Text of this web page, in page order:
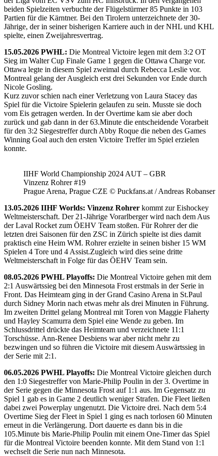
beiden Spielzeiten verbuchte der Flügelstürmer 85 Punkte in 103
Partien für die Kärntner. Bei den Tirolern unterzeichnete der 30-
Jährige, der in seiner bisherigen Karriere auch in der NHL und KHL
spielte, einen Zweijahresvertrag.
15.05.2026 PWHL: Die Montreal Victoire legen mit dem 3:2 OT
Sieg im Walter Cup Finale Game 1 gegen die Ottawa Charge vor.
Ottawa legte in diesem Spiel zweimal durch Rebecca Leslie vor.
Montreal gelang der Ausgleich erst drei Sekunden vor Ende durch
Nicole Gosling.
Kurz zuvor schien nach einer Verletzung von Laura Stacey das
Spiel für die Victoire Spielerin gelaufen zu sein. Musste sie doch
vom Eis getragen werden. In der Overtime kam sie aber doch
zurück und gab dann in der 63.Minute die entscheidende Vorarbeit
für den 3:2 Siegestreffer durch Abby Roque die neben des Games
Winning Goal auch den ersten Victoire Treffer im Spiel erzielen
konnte.
IIHF World Championship 2024 AUT – GBR
Vinzenz Rohrer #19
Prague Arena, Prague CZE © Puckfans.at / Andreas Robanser
13.05.2026 IIHF Worlds: Vinzenz Rohrer kommt zur Eishockey
Weltmeisterschaft. Der 21-Jährige Vorarlberger wird nach dem Aus
der Laval Rocket zum ÖEHV Team stoßen. Für Rohrer der die
letzten drei Saisonen für den ZSC in Zürich spielte ist dies damit
praktisch eine Heim WM. Rohrer erzielte in seinen bisher 15 WM
Spielen 4 Tore und 4 Assist.Zugleich wird dies seine dritte
Weltmeisterschaft in Folge für das ÖEHV Team sein.
08.05.2026 PWHL Playoffs: Die Montreal Victoire gehen mit dem
2:1 Auswärtssieg bei den Minnesota Frost erstmals in der Serie in
Front. Das Heimteam ging in der Grand Casino Arena in St.Paul
durch Sidney Morin nach etwas mehr als drei Minuten in Führung.
Im zweiten Drittel gelang Montreal mit Toren von Maggie Flaherty
und Hayley Scamurra dem Spiel eine Wende zu geben. Im
Schlussdrittel drückte das Heimteam und verzeichnete 11:1
Torschüsse. Ann-Renee Desbiens war aber nicht mehr zu
bezwingen und so führen die Victoire mit diesem Auswärtssieg in
der Serie mit 2:1.
06.05.2026 PWHL Playoffs: Die Montreal Victoire gleichen durch
den 1:0 Siegestreffer von Marie-Philip Poulin in der 3. Overtime in
der Serie gegen die Minnesota Frost auf 1:1 aus. Im Gegensatz zu
Spiel 1 gab es in Game 2 deutlich weniger Strafen. Die Fleet ließen
dabei zwei Powerplay ungenutzt. Die Victoire drei. Nach dem 5:4
Overtime Sieg der Fleet in Spiel 1 ging es nach torlosen 60 Minuten
erneut in die Verlängerung. Dort dauerte es dann bis in die
105.Minute bis Marie-Philip Poulin mit einem One-Timer das Spiel
für die Montreal Victoire beenden konnte. Mit dem Stand von 1:1
wechselt die Serie nun nach Minnesota.